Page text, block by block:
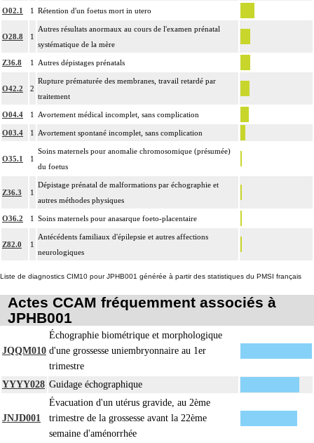
O02.1 1 Rétention d'un foetus mort in utero
O28.8 1
Autres résultats anormaux au cours de l'examen prénatal
systématique de la mère
Z36.8 1 Autres dépistages prénatals
O42.2 2
Rupture prématurée des membranes, travail retardé par
traitement
O04.4 1 Avortement médical incomplet, sans complication
O03.4 1 Avortement spontané incomplet, sans complication
O35.1 1
Soins maternels pour anomalie chromosomique (présumée)
du foetus
Z36.3 1
Dépistage prénatal de malformations par échographie et
autres méthodes physiques
O36.2 1 Soins maternels pour anasarque foeto-placentaire
Z82.0 1
Antécédents familiaux d'épilepsie et autres affections
neurologiques
Liste de diagnostics CIM10 pour JPHB001 générée à partir des statistiques du PMSI français
Actes CCAM fréquemment associés à
JPHB001
JQQM010
Échographie biométrique et morphologique
d'une grossesse uniembryonnaire au 1er
trimestre
YYYY028 Guidage échographique
JNJD001
Évacuation d'un utérus gravide, au 2ème
trimestre de la grossesse avant la 22ème
semaine d'aménorrhée